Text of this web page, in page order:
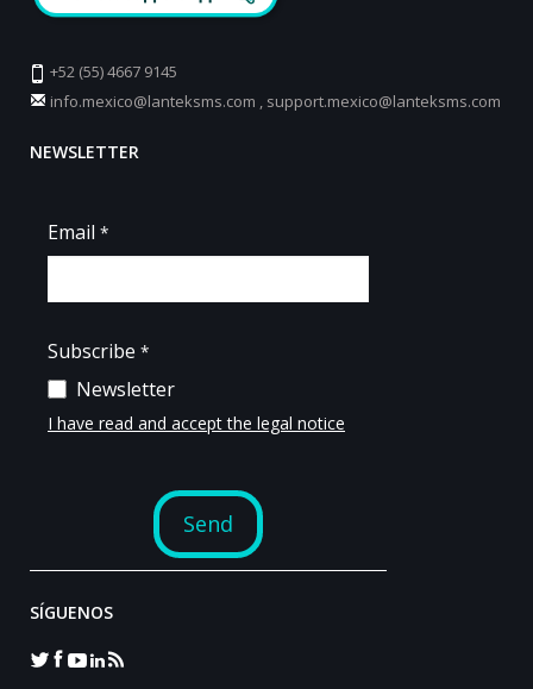
+52 (55) 4667 9145
info.mexico@lanteksms.com , support.mexico@lanteksms.com
NEWSLETTER
SÍGUENOS